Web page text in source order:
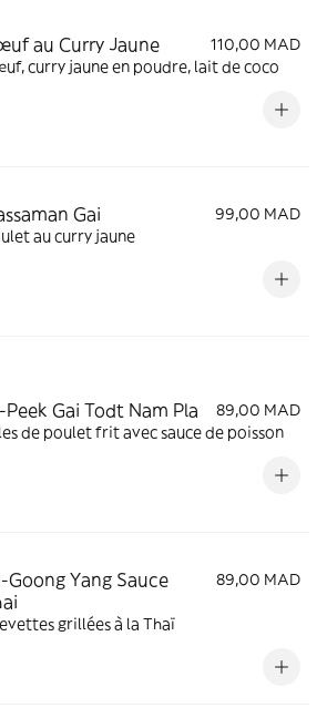
au Curry Jaune
110,00 MAD
curry jaune en poudre, lait de coco
Gai
99,00 MAD
au curry jaune
Peek Gai Todt Nam Pla
89,00 MAD
de poulet frit avec sauce de poisson
Goong Yang Sauce
89,00 MAD
grillées à la Thaï